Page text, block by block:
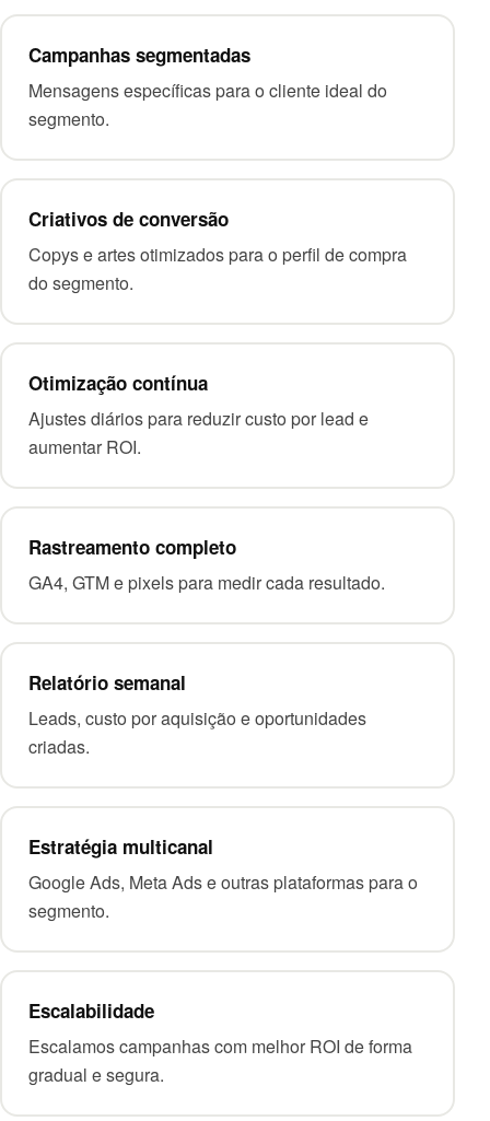
Campanhas segmentadas
Mensagens específicas para o cliente ideal do
segmento.
Criativos de conversão
Copys e artes otimizados para o perfil de compra
do segmento.
Otimização contínua
Ajustes diários para reduzir custo por lead e
aumentar ROI.
Rastreamento completo
GA4, GTM e pixels para medir cada resultado.
Relatório semanal
Leads, custo por aquisição e oportunidades
criadas.
Estratégia multicanal
Google Ads, Meta Ads e outras plataformas para o
segmento.
Escalabilidade
Escalamos campanhas com melhor ROI de forma
gradual e segura.